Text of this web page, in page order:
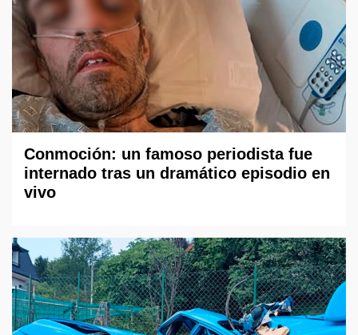
Conmoción: un famoso periodista fue
internado tras un dramático episodio en
vivo